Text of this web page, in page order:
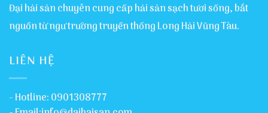
Đại hải sản chuyên cung cấp hải sản sạch tươi sống, bắt
nguồn từ ngư trường truyền thống Long Hải Vũng Tàu.
LIÊN HỆ
- Hotline: 0901308777